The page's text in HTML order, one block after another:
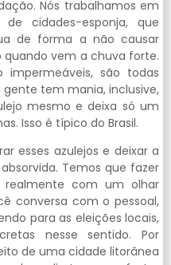
Nós trabalhamos em
cidades-esponja, que
de forma a não causar
vem a chuva forte.
impermeáveis, são todas
gente tem mania, inclusive,
mesmo e deixa só um
Isso é típico do Brasil.
esses azulejos e deixar a
Temos que fazer
realmente com um olhar
conversa com o pessoal,
para as eleições locais,
nesse sentido. Por
de uma cidade litorânea